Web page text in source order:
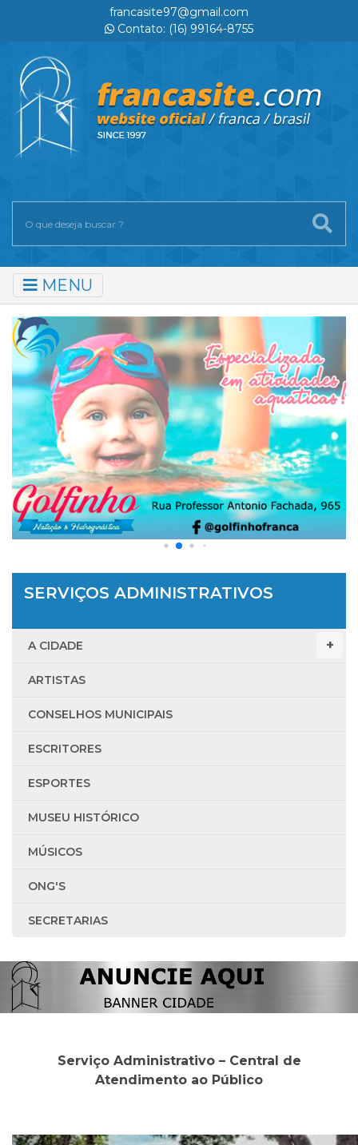
francasite97@gmail.com
Contato: (16) 99164-8755
MENU
SERVIÇOS ADMINISTRATIVOS
A CIDADE
ARTISTAS
CONSELHOS MUNICIPAIS
ESCRITORES
ESPORTES
MUSEU HISTÓRICO
MÚSICOS
ONG'S
SECRETARIAS
Serviço Administrativo – Central de
Atendimento ao Público